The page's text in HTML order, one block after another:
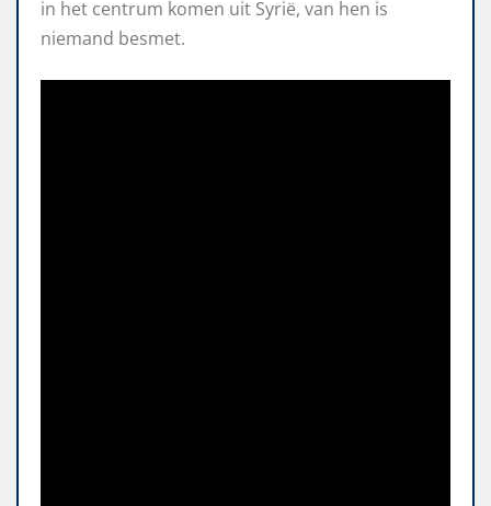
in het centrum komen uit Syrië, van hen is
niemand besmet.